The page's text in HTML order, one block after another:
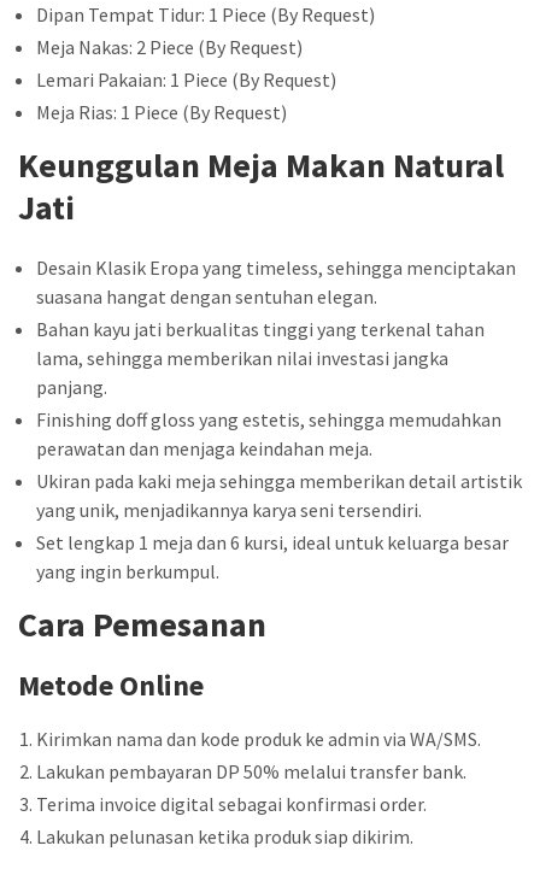
Dipan Tempat Tidur: 1 Piece (By Request)
Meja Nakas: 2 Piece (By Request)
Lemari Pakaian: 1 Piece (By Request)
Meja Rias: 1 Piece (By Request)
Keunggulan Meja Makan Natural
Jati
Desain Klasik Eropa yang timeless, sehingga menciptakan
suasana hangat dengan sentuhan elegan.
Bahan kayu jati berkualitas tinggi yang terkenal tahan
lama, sehingga memberikan nilai investasi jangka
panjang.
Finishing doff gloss yang estetis, sehingga memudahkan
perawatan dan menjaga keindahan meja.
Ukiran pada kaki meja sehingga memberikan detail artistik
yang unik, menjadikannya karya seni tersendiri.
Set lengkap 1 meja dan 6 kursi, ideal untuk keluarga besar
yang ingin berkumpul.
Cara Pemesanan
Metode Online
Kirimkan nama dan kode produk ke admin via WA/SMS.
Lakukan pembayaran DP 50% melalui transfer bank.
Terima invoice digital sebagai konfirmasi order.
Lakukan pelunasan ketika produk siap dikirim.